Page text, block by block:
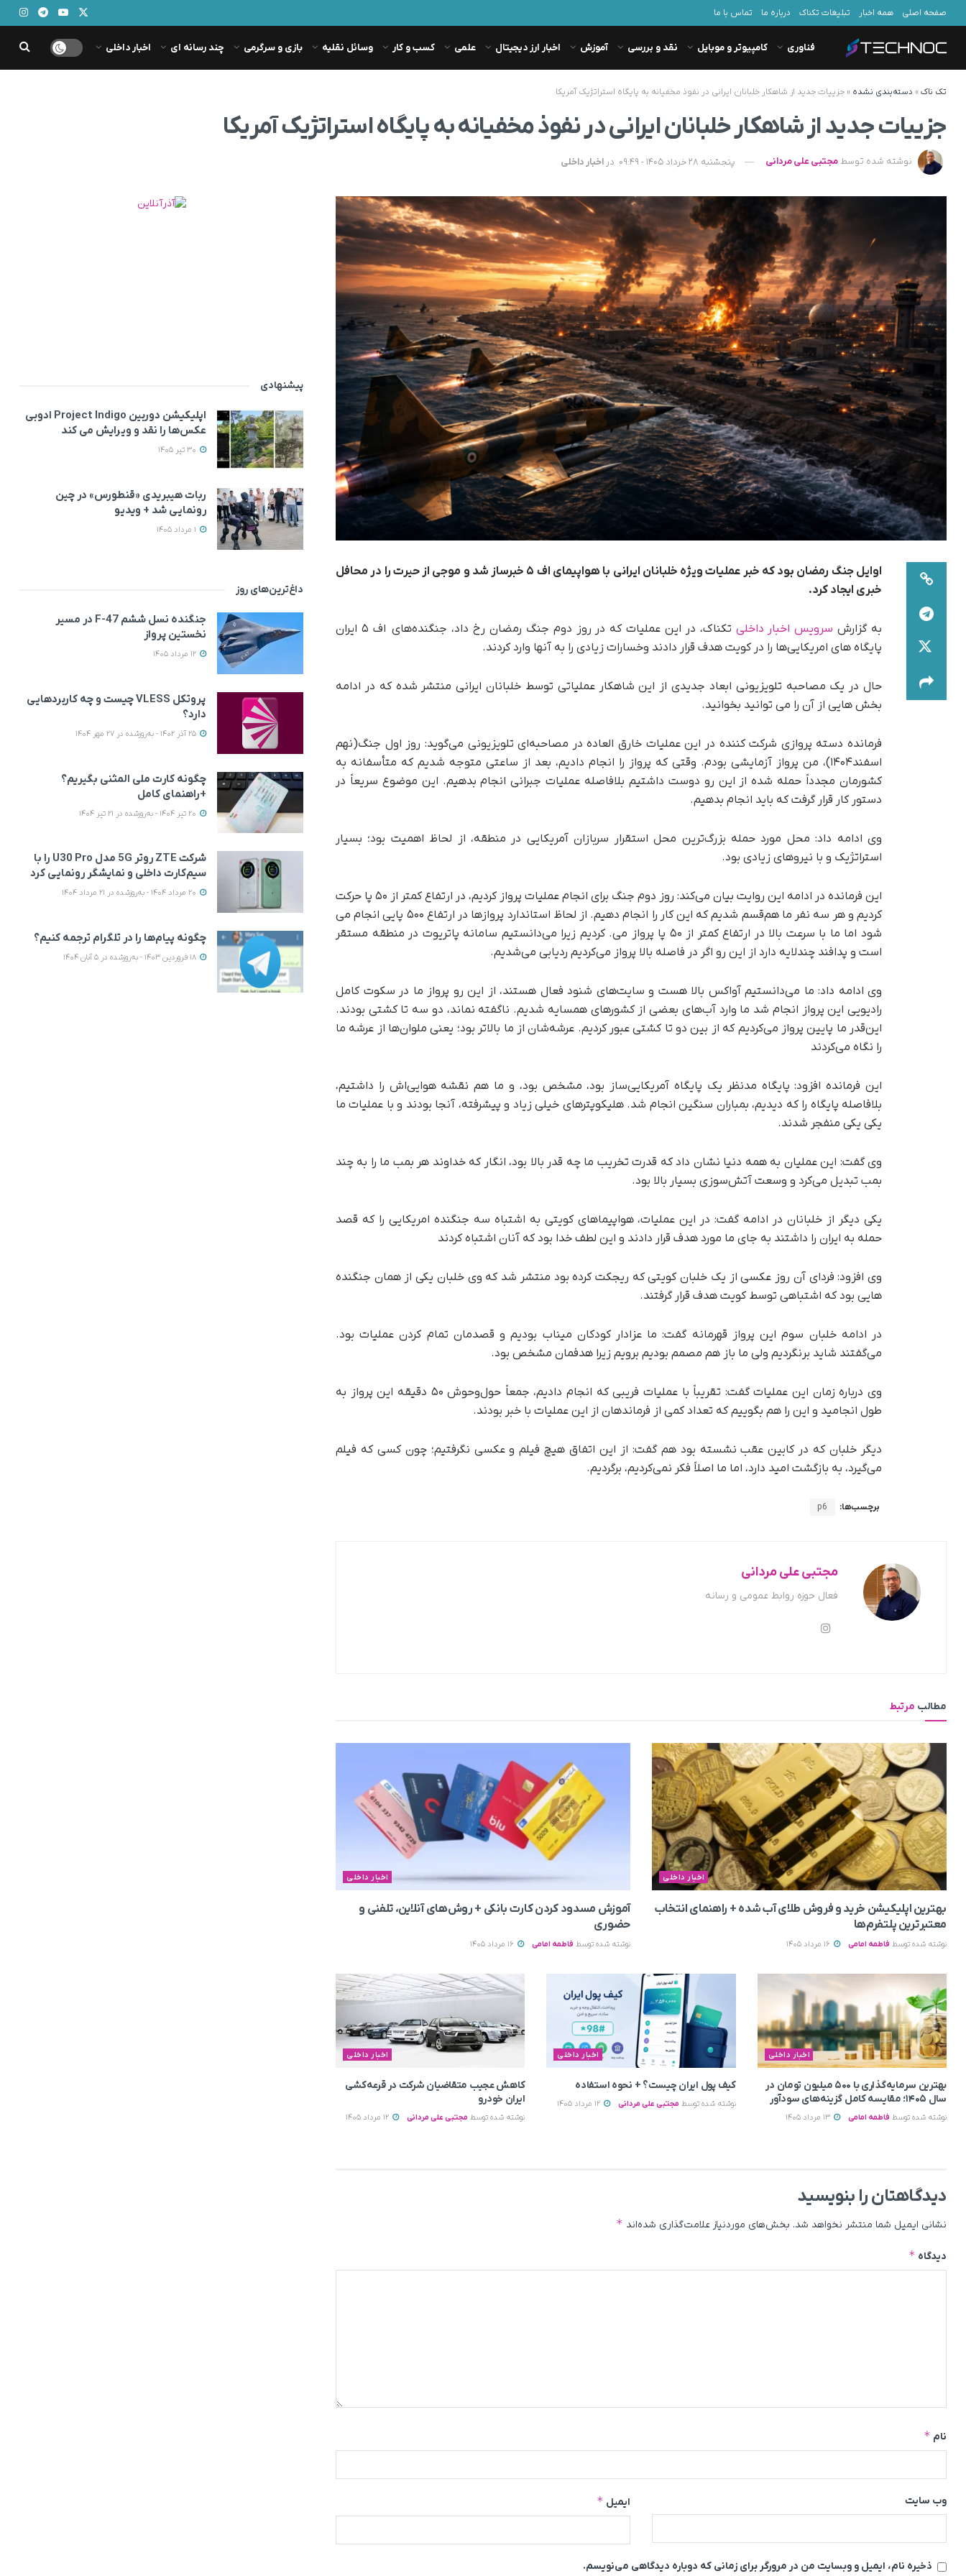
صفحه اصلی همه اخبار تبلیغات تکناک درباره ما تماس با ما
فناوری کامپیوتر و موبایل نقد و بررسی آموزش اخبار ارز دیجیتال علمی کسب و کار وسائل نقلیه بازی و سرگرمی چند رسانه ای اخبار داخلی
تک ناک» دسته‌بندی نشده » جزییات جدید از شاهکار خلبانان ایرانی در نفوذ مخفیانه به پایگاه استراتژیک آمریکا
جزییات جدید از شاهکار خلبانان ایرانی در نفوذ مخفیانه به پایگاه استراتژیک آمریکا
نوشته شده توسط مجتبی علی مردانی پنجشنبه 28 خرداد 1405 - 09:49 در اخبار داخلی
اوایل جنگ رمضان بود که خبر عملیات ویژه خلبانان ایرانی با هواپیمای اف ۵ خبرساز شد و موجی از حیرت را در محافل
خبری ایجاد کرد.
به گزارش سرویس اخبار داخلی
تکناک، در این عملیات که در روز دوم جنگ رمضان رخ داد، جنگنده‌های اف ۵ ایران
پایگاه های امریکایی‌ها را در کویت هدف قرار دادند وخسارات زیادی را به آنها وارد کردند.
حال در یک مصاحبه تلویزیونی ابعاد جدیدی از این شاهکار عملیاتی توسط خلبانان ایرانی منتشر شده که در ادامه
بخش هایی از آن را می توانید بخوانید.
فرمانده دسته پروازی شرکت کننده در این عملیات خارق العاده در مصاحبه‌ای تلویزیونی می‌گوید: روز اول جنگ(نهم
اسفند۱۴۰۴)، من پرواز آزمایشی بودم. وقتی که پرواز را انجام دادیم، بعد از ساعتی متوجه شدیم که متأسفانه به
کشورمان مجدداً حمله شده از این رو دوست داشتیم بلافاصله عملیات جبرانی انجام بدهیم. این موضوع سریعاً در
دستور کار قرار گرفت که باید انجام بدهیم.
وی ادامه داد: محل مورد حمله بزرگ‌ترین محل استقرار سربازان آمریکایی در منطقه، از لحاظ اهمیت بود؛ بسیار
استراتژیک و با نیروهای زیادی بود.
این فرمانده در ادامه این روایت بیان می‌کند: روز دوم جنگ برای انجام عملیات پرواز کردیم، در ارتفاع کمتر از ۵۰ پا حرکت
کردیم و هر سه نفر ما هم‌قسم شدیم که این کار را انجام دهیم. از لحاظ استاندارد پروازها در ارتفاع ۵۰۰ پایی انجام می
شود اما ما با سرعت بالا در ارتفاع کمتر از ۵۰ پا پرواز می. کردیم زیرا می‌دانستیم سامانه پاتریوت در منطقه مستقر
است و پدافند چندلایه دارد از این رو اگر در فاصله بالا پرواز می‌کردیم ردیابی می‌شدیم.
وی ادامه داد: ما می‌دانستیم آواکس بالا هست و سایت‌های شنود فعال هستند، از این رو پرواز ما در سکوت کامل
رادیویی این پرواز انجام شد ما وارد آب‌های بعضی از کشورهای همسایه شدیم. ناگفته نماند، دو سه تا کشتی بودند.
این‌قدر ما پایین پرواز می‌کردیم که از بین دو تا کشتی عبور کردیم. عرشه‌شان از ما بالاتر بود؛ یعنی ملوان‌ها از عرشه ما
را نگاه می‌کردند
این فرمانده افزود: پایگاه مدنظر یک پایگاه آمریکایی‌ساز بود، مشخص بود، و ما هم نقشه هوایی‌اش را داشتیم،
بلافاصله پایگاه را که دیدیم، بمباران سنگین انجام شد. هلیکوپترهای خیلی زیاد و پیشرفته، آنجا بودند و با عملیات ما
یکی یکی منفجر شدند.
وی گفت: این عملیان به همه دنیا نشان داد که قدرت تخریب ما چه قدر بالا بود، انگار که خداوند هر بمب ما را به چند
بمب تبدیل می‌کرد و وسعت آتش‌سوزی بسیار بالا بود.
یکی دیگر از خلبانان در ادامه گفت: در این عملیات، هواپیماهای کویتی به اشتباه سه جنگنده امریکایی را که قصد
حمله به ایران را داشتند به جای ما مورد هدف قرار دادند و این لطف خدا بود که آنان اشتباه کردند
وی افزود: فردای آن روز عکسی از یک خلبان کویتی که ریجکت کرده بود منتشر شد که وی خلبان یکی از همان جنگنده
هایی بود که اشتباهی توسط کویت هدف قرار گرفتند.
در ادامه خلبان سوم این پرواز قهرمانه گفت: ما عزادار کودکان میناب بودیم و قصدمان تمام کردن عملیات بود.
می‌گفتند شاید برنگردیم ولی ما باز هم مصمم بودیم برویم زیرا هدفمان مشخص بود.
وی درباره زمان این عملیات گفت: تقریباً با عملیات فریبی که انجام دادیم، جمعاً حول‌وحوش ۵۰ دقیقه این پرواز به
طول انجامید و این را هم بگوییم که تعداد کمی از فرماندهان از این عملیات با خبر بودند.
دیگر خلبان که در کابین عقب نشسته بود هم گفت: از این اتفاق هیچ فیلم و عکسی نگرفتیم؛ چون کسی که فیلم
می‌گیرد، به بازگشت امید دارد، اما ما اصلاً فکر نمی‌کردیم، برگردیم.
برچسب‌ها: p6
مجتبی علی مردانی
فعال حوزه روابط عمومی و رسانه
مطالب مرتبط
اخبار داخلی
بهترین اپلیکیشن خرید و فروش طلای آب شده + راهنمای انتخاب
معتبرترین پلتفرم‌ها
نوشته شده توسط فاطمه امامی
اخبار داخلی
آموزش مسدود کردن کارت بانکی + روش‌های آنلاین، تلفنی و
حضوری
نوشته شده توسط فاطمه امامی
اخبار داخلی
بهترین سرمایه‌گذاری با ۵۰۰ میلیون تومان در
سال ۱۴۰۵؛ مقایسه کامل گزینه‌های سودآور
نوشته شده توسط فاطمه امامی
اخبار داخلی
کیف پول ایران چیست؟ + نحوه استفاده
نوشته شده توسط مجتبی علی مردانی 12 مرداد 1405
اخبار داخلی
کاهش عجیب متقاضیان شرکت در قرعه‌کشی
ایران خودرو
نوشته شده توسط مجتبی علی مردانی
دیدگاهتان را بنویسید
نشانی ایمیل شما منتشر نخواهد شد. بخش‌های موردنیاز علامت‌گذاری شده‌اند *
دیدگاه *
نام *
ایمیل * وب‌ سایت
ذخیره نام، ایمیل و وبسایت من در مرورگر برای زمانی که دوباره دیدگاهی می‌نویسم.
پیشنهادی
اپلیکیشن دوربین Project Indigo ادوبی
عکس‌ها را نقد و ویرایش می‌ کند
ربات هیبریدی «قنطورس» در چین
رونمایی شد + ویدیو
داغ‌ترین‌های روز
جنگنده نسل ششم F-47 در مسیر
نخستین پرواز
پروتکل VLESS چیست و چه کاربردهایی
دارد؟
چگونه کارت ملی المثنی بگیریم؟
+راهنمای کامل
شرکت ZTE روتر 5G مدل U30 Pro را با
سیم‌کارت داخلی و نمایشگر رونمایی کرد
چگونه پیام‌ها را در تلگرام ترجمه کنیم؟